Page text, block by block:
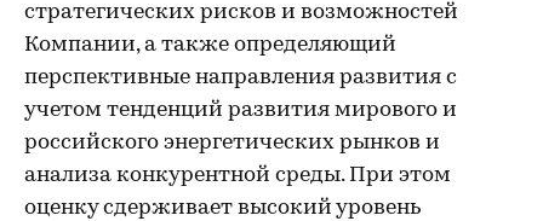
стратегических рисков и возможностей
Компании, а также определяющий
перспективные направления развития с
учетом тенденций развития мирового и
российского энергетических рынков и
анализа конкурентной среды. При этом
оценку сдерживает высокий уровень